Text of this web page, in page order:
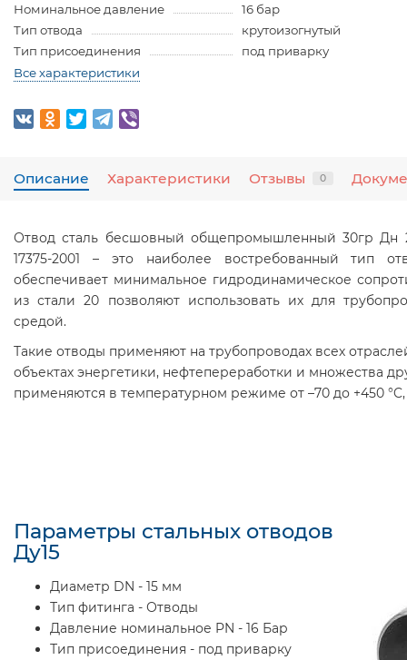
Номинальное давление
16 бар
Тип отвода
крутоизогнутый
Тип присоединения
под приварку
Все характеристики
Описание Характеристики Отзывы 0
Отвод сталь бесшовный общепромышленный 30гр Дн
17375-2001 – это наиболее востребованный тип
обеспечивает минимальное гидродинамическое
из стали 20 позволяют использовать их для
средой.
Такие отводы применяют на трубопроводах всех
объектах энергетики, нефтепереработки и множества
применяются в температурном режиме от –70 до +450
Параметры стальных отводов
Ду15
Диаметр DN - 15 мм
Тип фитинга - Отводы
Давление номинальное PN - 16 Бар
Тип присоединения - под приварку